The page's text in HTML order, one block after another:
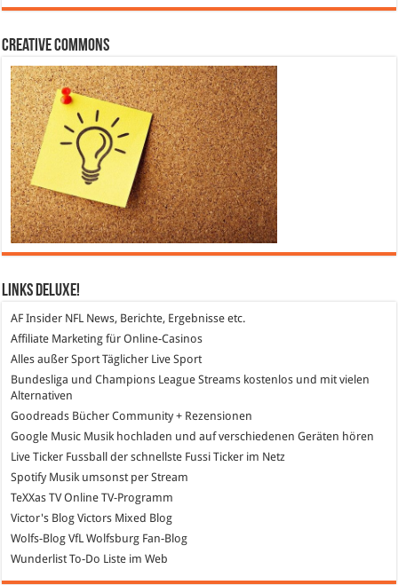
Creative Commons
Links DeLuXe!
AF Insider NFL News, Berichte, Ergebnisse etc.
Affiliate Marketing für Online-Casinos
Alles außer SportTäglicher Live Sport
Bundesliga und Champions League Streams kostenlos und mit vielen
Alternativen
Goodreads Bücher Community + Rezensionen
Google Music Musik hochladen und auf verschiedenen Geräten hören
Live Ticker Fussball
der schnellste Fussi Ticker im Netz
SpotifyMusik umsonst per Stream
TeXXas TVOnline TV-Programm
Victor's Blog Victors Mixed Blog
Wolfs-Blog VfL Wolfsburg Fan-Blog
WunderlistTo-Do Liste im Web